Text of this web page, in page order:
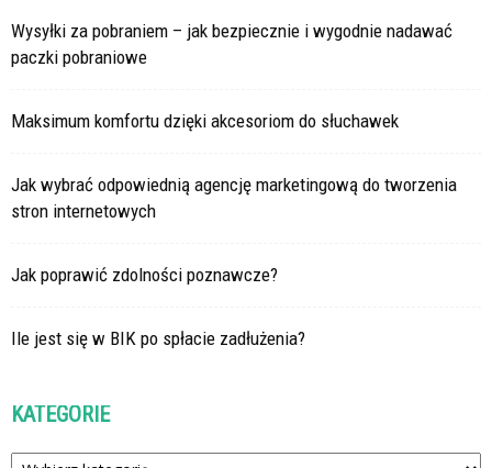
Wysyłki za pobraniem – jak bezpiecznie i wygodnie nadawać
paczki pobraniowe
Maksimum komfortu dzięki akcesoriom do słuchawek
Jak wybrać odpowiednią agencję marketingową do tworzenia
stron internetowych
Jak poprawić zdolności poznawcze?
Ile jest się w BIK po spłacie zadłużenia?
KATEGORIE
Kategorie